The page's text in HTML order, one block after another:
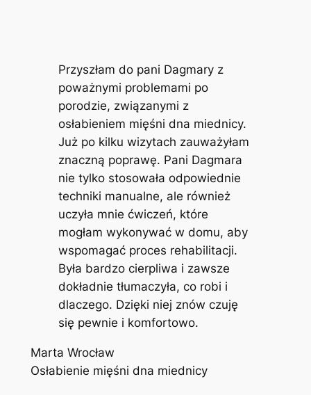
Przyszłam do pani Dagmary z
poważnymi problemami po
porodzie, związanymi z
osłabieniem mięśni dna miednicy.
Już po kilku wizytach zauważyłam
znaczną poprawę. Pani Dagmara
nie tylko stosowała odpowiednie
techniki manualne, ale również
uczyła mnie ćwiczeń, które
mogłam wykonywać w domu, aby
wspomagać proces rehabilitacji.
Była bardzo cierpliwa i zawsze
dokładnie tłumaczyła, co robi i
dlaczego. Dzięki niej znów czuję
się pewnie i komfortowo.
Marta Wrocław
Osłabienie mięśni dna miednicy